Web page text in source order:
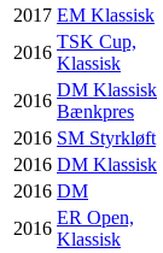
2017 EM Klassisk
2016
TSK Cup,
Klassisk
2016
DM Klassisk
Bænkpres
2016 SM Styrkløft
2016 DM Klassisk
2016 DM
2016
ER Open,
Klassisk